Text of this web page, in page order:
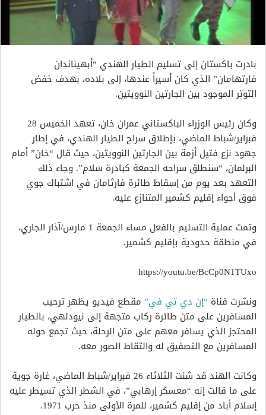
بادرت باكستان إلى تسليم الطيار الهندي “أبهيناندان
فارتهامان” الذي كان أسيراً عندها، إلى بلاده، بهدف خفض
التوتر الموجود بين الجارتين النوويتين.
وكان رئيس الوزراء الباكستاني عمران خان، تعهد الخميس 28
فبراير/شباط الماضي، بإطلاق سراح الطيار الهندي، في إطار
جهود نزع فتيل أزمة بين الجارتين النوويتين، حيث قال “خان” أمام
البرلمان، “سنطلق سراحه الجمعة كبادرة سلام”. وجاء ذلك
التعهد بعد يوم من إسقاط طائرة فارثامان في اشتباك جوي
فوق أجواء إقليم كشمير المتنازع عليه.
وتمت عملية التسليم بالفعل مساء الجمعة 1 مارس/آذار الجاري،
في منطقة حدودية بإقليم كشمير.
https://youtu.be/BcCp0N1TUxo
ونشرت قناة “إن دي تي في” مقطع فيديو يظهر ترحيب
المسافرين على متن طائرة ركاب متجهة إلى نيودلهي، بالطيار
المحتجز الذي يسافر معهم على متن الرحلة، حيث تجمع حوله
المسافرين مع التصفيق له والتقاط الصور معه.
وكانت الهند قد شنت الثلاثاء 26 فبراير/شباط الماضي، غارة جوية
على ما قالت إنه “معسكر إرهابي”، في الشطر الذي تسيطر عليه
إسلام أباد من إقليم كشمير، للمرة الأولى منذ حرب 1971.